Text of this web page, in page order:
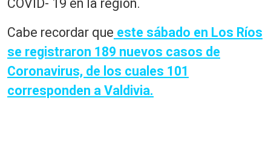
COVID- 19 en la región.
Cabe recordar que este sábado en Los Ríos
se registraron 189 nuevos casos de
Coronavirus, de los cuales 101
corresponden a Valdivia.